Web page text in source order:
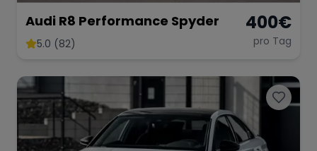
Audi R8 Performance Spyder
5.0 (82)
400€
pro Tag